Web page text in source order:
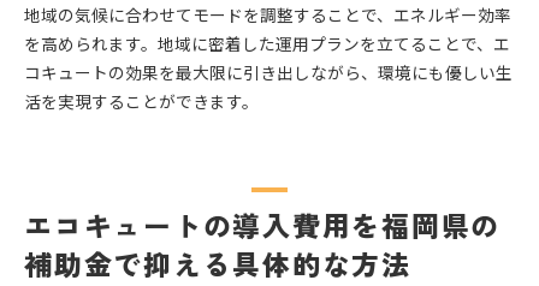
地域の気候に合わせてモードを調整することで、エネルギー効率
を高められます。地域に密着した運用プランを立てることで、エ
コキュートの効果を最大限に引き出しながら、環境にも優しい生
活を実現することができます。
エコキュートの導入費用を福岡県の
補助金で抑える具体的な方法